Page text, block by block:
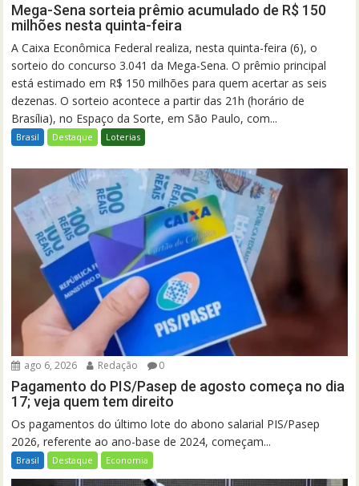
Mega-Sena sorteia prêmio acumulado de R$ 150
milhões nesta quinta-feira
A Caixa Econômica Federal realiza, nesta quinta-feira (6), o
sorteio do concurso 3.041 da Mega-Sena. O prêmio principal
está estimado em R$ 150 milhões para quem acertar as seis
dezenas. O sorteio acontece a partir das 21h (horário de
Brasília), no Espaço da Sorte, em São Paulo, com...
Brasil Destaque Loterias
ago 6, 2026 Redação 0
Pagamento do PIS/Pasep de agosto começa no dia
17; veja quem tem direito
Os pagamentos do último lote do abono salarial PIS/Pasep
2026, referente ao ano-base de 2024, começam...
Brasil Destaque Economia